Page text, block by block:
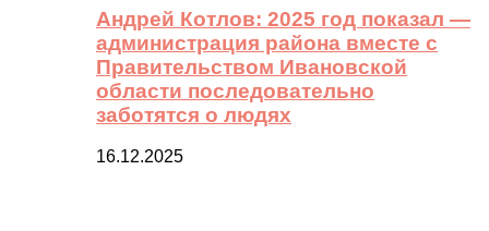
Андрей Котлов: 2025 год показал —
администрация района вместе с
Правительством Ивановской
области последовательно
заботятся о людях
16.12.2025